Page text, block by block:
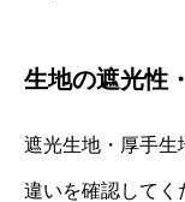
生地の遮光性
遮光生地・厚手生
違いを確認してく